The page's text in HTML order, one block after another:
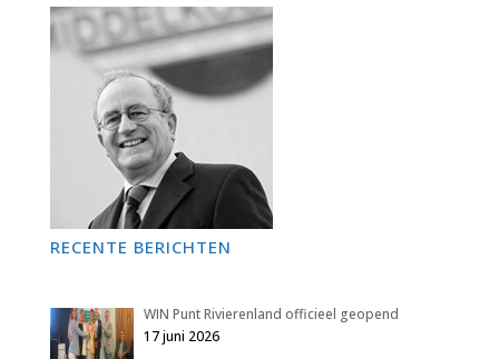
RECENTE BERICHTEN
WIN Punt Rivierenland officieel geopend
17 juni 2026